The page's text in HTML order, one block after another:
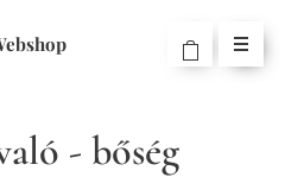
- bőség